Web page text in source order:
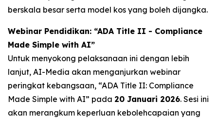
berskala besar serta model kos yang boleh dijangka.
Webinar Pendidikan: “ADA Title II - Compliance
Made Simple with AI”
Untuk menyokong pelaksanaan ini dengan lebih
lanjut, AI-Media akan menganjurkan webinar
peringkat kebangsaan, “ADA Title II: Compliance
Made Simple with AI” pada 20 Januari 2026. Sesi ini
akan merangkum keperluan kebolehcapaian yang